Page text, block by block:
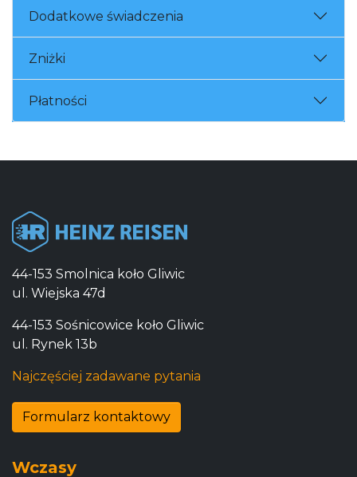
Dodatkowe świadczenia
Zniżki
Płatności
44-153 Smolnica koło Gliwic
ul. Wiejska 47d
44-153 Sośnicowice koło Gliwic
ul. Rynek 13b
Najczęściej zadawane pytania
Formularz kontaktowy
Wczasy